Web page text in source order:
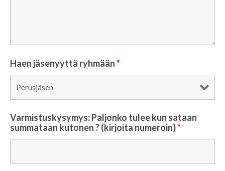
Haen jäsenyyttä ryhmään*
Varmistuskysymys: Paljonko tulee kun sataan
summataan kutonen ? (kirjoita numeroin)*